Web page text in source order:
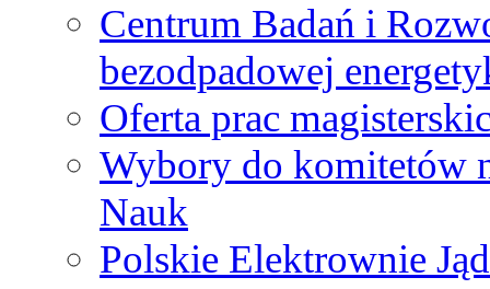
Centrum Badań i
bezodpadowej
Oferta prac
Wybory do komitetów
Nauk
Polskie Elektrownie